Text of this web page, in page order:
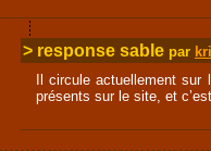
> response sable par
Il circule actuellement
présents sur le site, et